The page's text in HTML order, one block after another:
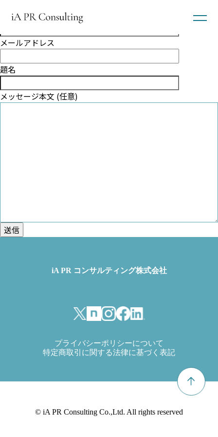
フォームテスト
氏名
メールアドレス
題名
メッセージ本文 (任意)
iA PR コンサルティング株式会社
プライバシーポリシーについて
特定商取引に関する法律に基づく表記
© iA PR Consulting Co.,Ltd. All rights reserved